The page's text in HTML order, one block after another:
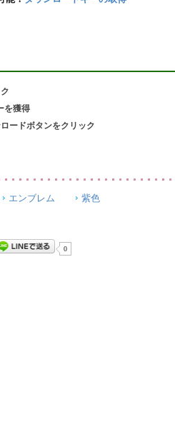
を獲得
ードボタンをクリック
エンブレム
紫色
0